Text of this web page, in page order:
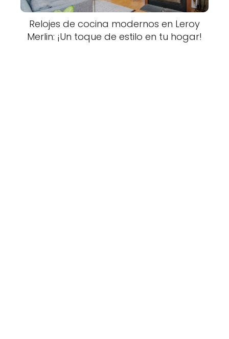
Relojes de cocina modernos en Leroy
Merlin: ¡Un toque de estilo en tu hogar!